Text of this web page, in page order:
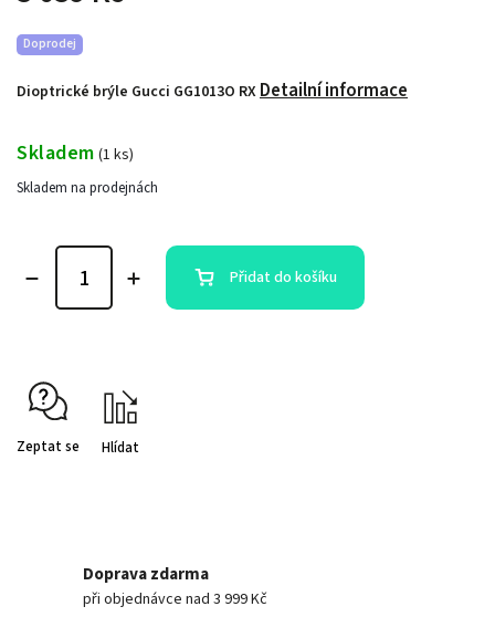
Dioptrické brýle Gucci GG1013O RXDetailní informace
Doprodej
Skladem (1 ks)
Skladem na prodejnách
Přidat do košíku
Zeptat se Hlídat
Doprava zdarma
při objednávce nad 3 999 Kč